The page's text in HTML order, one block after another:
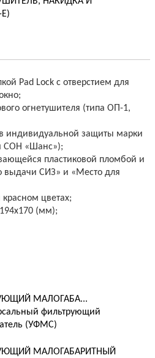
Pad Lock с отверстием для
огнетушителя (типа ОП-1,
индивидуальной защиты марки
СОН «Шанс»);
пластиковой пломбой и
выдачи СИЗ» и «Место для
красном цветах;
(мм);
МАЛОГАБА...
фильтрующий
(УФМС)
МАЛОГАБАРИТНЫЙ